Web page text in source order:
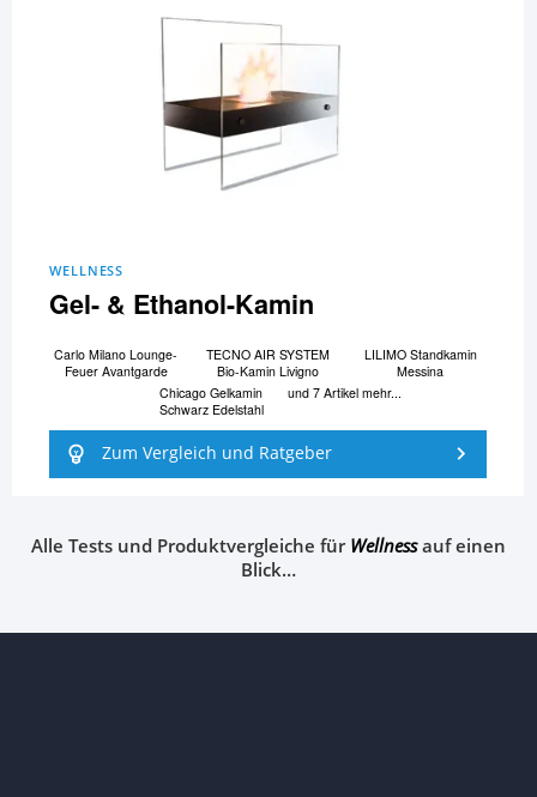
WELLNESS
Gel- & Ethanol-Kamin
Carlo Milano Lounge-
Feuer Avantgarde
TECNO AIR SYSTEM
Bio-Kamin Livigno
LILIMO Standkamin
Messina
Chicago Gelkamin
Schwarz Edelstahl
und 7 Artikel mehr...
Zum Vergleich und Ratgeber
Alle Tests und Produktvergleiche fürWellnessauf einen
Blick…